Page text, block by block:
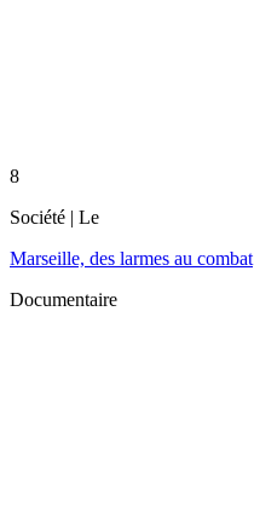
8
Société | Le
Marseille, des larmes au combat
Documentaire